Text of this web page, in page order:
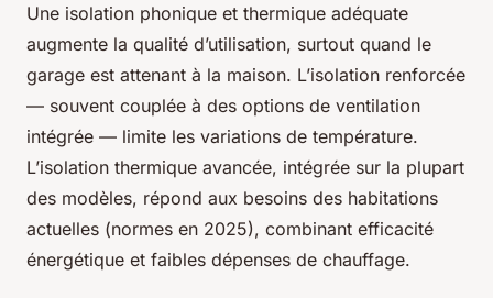
Une isolation phonique et thermique adéquate
augmente la qualité d’utilisation, surtout quand le
garage est attenant à la maison. L’isolation renforcée
— souvent couplée à des options de ventilation
intégrée — limite les variations de température.
L’isolation thermique avancée, intégrée sur la plupart
des modèles, répond aux besoins des habitations
actuelles (normes en 2025), combinant efficacité
énergétique et faibles dépenses de chauffage.